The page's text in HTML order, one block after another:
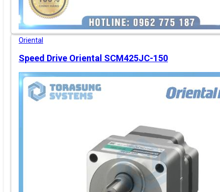
Oriental
Speed Drive Oriental SCM425JC-150